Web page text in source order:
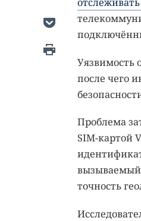
Уязвимость
после чего
Проблема
SIM-картой
вызываемый
точность